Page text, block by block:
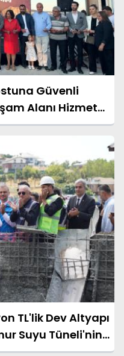
Güvenli
Alanı Hizmete
TL'lik Dev Altyapı
Suyu Tüneli'nin